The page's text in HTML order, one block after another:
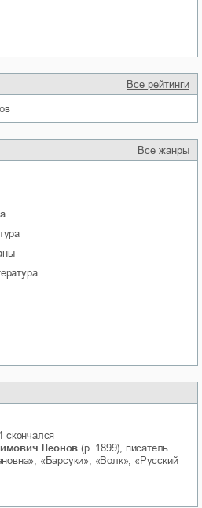
Все рейтинги
Все жанры
скончался
Леонов (р. 1899), писатель
«Барсуки», «Волк», «Русский